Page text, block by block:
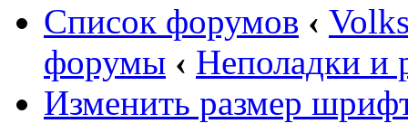
Список форумов ‹
форумы ‹ Неполадки и
Изменить размер